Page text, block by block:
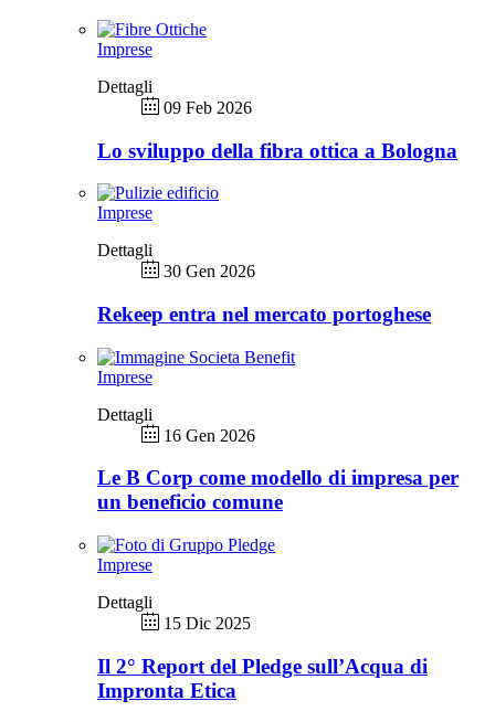
Imprese
Dettagli
09 Feb 2026
Lo sviluppo della fibra ottica a Bologna
Imprese
Dettagli
30 Gen 2026
Rekeep entra nel mercato portoghese
Imprese
Dettagli
16 Gen 2026
Le B Corp come modello di impresa per
un beneficio comune
Imprese
Dettagli
15 Dic 2025
Il 2° Report del Pledge sull’Acqua di
Impronta Etica